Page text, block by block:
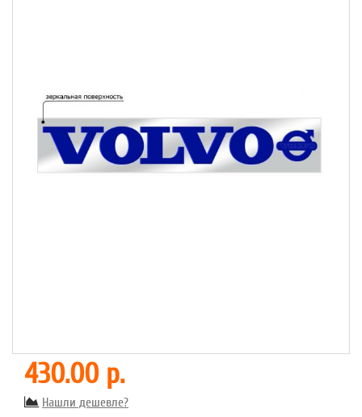
430.00 р.
Нашли дешевле?